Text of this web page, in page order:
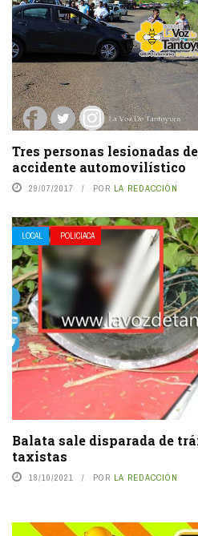
Tres personas lesionadas
accidente automovilístico
29/07/2017 POR LA REDACCIÓN
LOCAL POLICIACA
Balata sale disparada de
taxistas
18/10/2021 POR LA REDACCIÓN